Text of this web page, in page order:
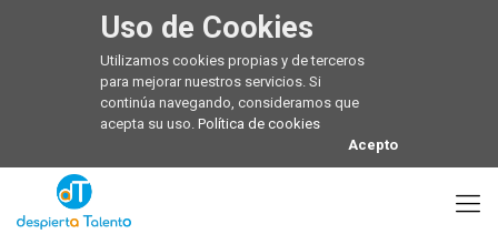
Uso de Cookies
Utilizamos cookies propias y de terceros
para mejorar nuestros servicios. Si
continúa navegando, consideramos que
acepta su uso. Política de cookies
Acepto